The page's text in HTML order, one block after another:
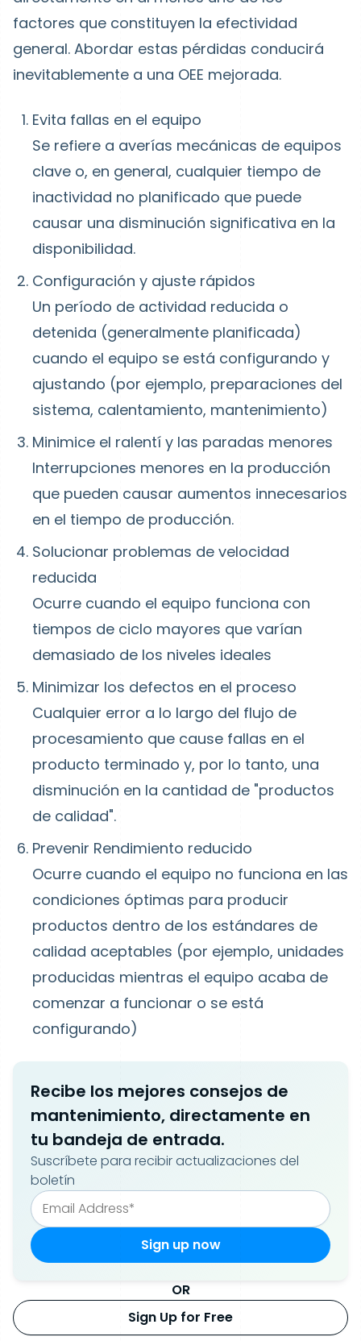
factores que constituyen la efectividad
general. Abordar estas pérdidas conducirá
inevitablemente a una OEE mejorada.
Evita fallas en el equipo
Se refiere a averías mecánicas de equipos
clave o, en general, cualquier tiempo de
inactividad no planificado que puede
causar una disminución significativa en la
disponibilidad.
Configuración y ajuste rápidos
Un período de actividad reducida o
detenida (generalmente planificada)
cuando el equipo se está configurando y
ajustando (por ejemplo, preparaciones del
sistema, calentamiento, mantenimiento)
Minimice el ralentí y las paradas menores
Interrupciones menores en la producción
que pueden causar aumentos innecesarios
en el tiempo de producción.
Solucionar problemas de velocidad
reducida
Ocurre cuando el equipo funciona con
tiempos de ciclo mayores que varían
demasiado de los niveles ideales
Minimizar los defectos en el proceso
Cualquier error a lo largo del flujo de
procesamiento que cause fallas en el
producto terminado y, por lo tanto, una
disminución en la cantidad de "productos
de calidad".
Prevenir Rendimiento reducido
Ocurre cuando el equipo no funciona en las
condiciones óptimas para producir
productos dentro de los estándares de
calidad aceptables (por ejemplo, unidades
producidas mientras el equipo acaba de
comenzar a funcionar o se está
configurando)
Recibe los mejores consejos de
mantenimiento, directamente en
tu bandeja de entrada.
Suscríbete para recibir actualizaciones del
boletín
OR
Sign Up for Free